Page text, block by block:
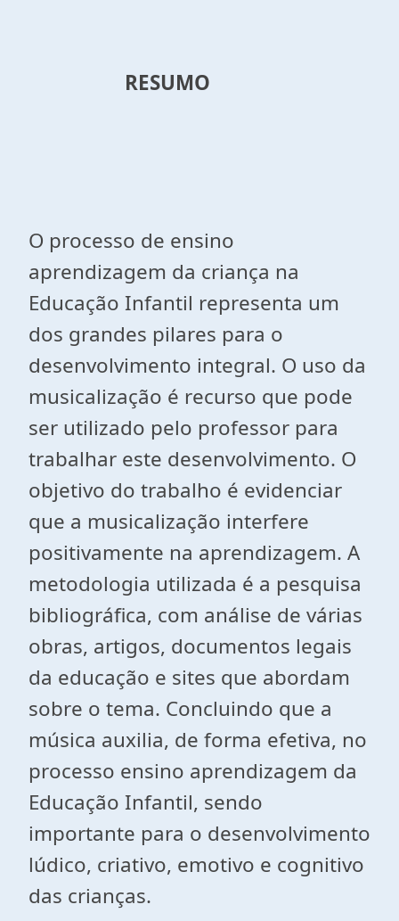
RESUMO
O processo de ensino
aprendizagem da criança na
Educação Infantil representa um
dos grandes pilares para o
desenvolvimento integral. O uso da
musicalização é recurso que pode
ser utilizado pelo professor para
trabalhar este desenvolvimento. O
objetivo do trabalho é evidenciar
que a musicalização interfere
positivamente na aprendizagem. A
metodologia utilizada é a pesquisa
bibliográfica, com análise de várias
obras, artigos, documentos legais
da educação e sites que abordam
sobre o tema. Concluindo que a
música auxilia, de forma efetiva, no
processo ensino aprendizagem da
Educação Infantil, sendo
importante para o desenvolvimento
lúdico, criativo, emotivo e cognitivo
das crianças.